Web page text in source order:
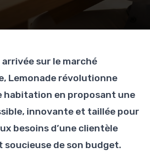
arrivée sur le marché
Lemonade révolutionne
habitation en proposant une
innovante et taillée pour
besoins d’une clientèle
soucieuse de son budget.